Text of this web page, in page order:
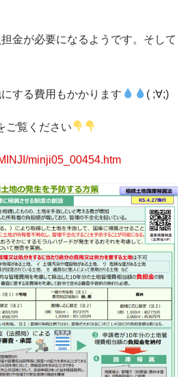
金が必要になるようです。そして
する費用もかかります ( ;∀;)
ご覧ください
minji05_00454.htm